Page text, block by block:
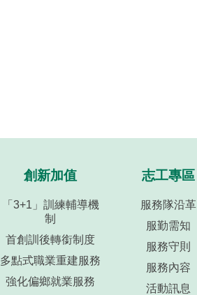
創新加值
「3+1」訓練輔導機
制
首創訓後轉銜制度
多點式職業重建服務
強化偏鄉就業服務
志工專區
服務隊沿革
服勤需知
服務守則
服務內容
活動訊息